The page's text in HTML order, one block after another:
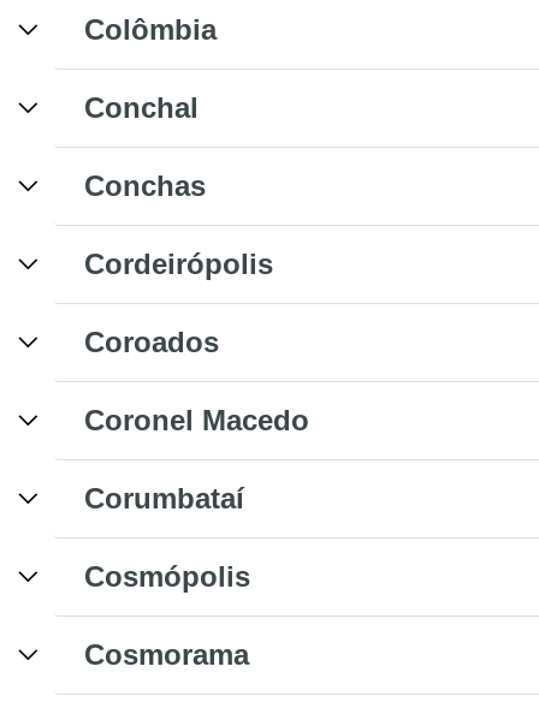
Colômbia
Conchal
Conchas
Cordeirópolis
Coroados
Coronel Macedo
Corumbataí
Cosmópolis
Cosmorama